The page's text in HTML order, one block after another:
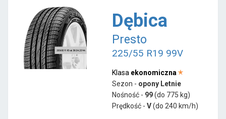
Dębica
Presto
225/55 R19 99V
Klasa ekonomiczna
Sezon - opony Letnie
Nośność - 99(do 775 kg)
Prędkość - V(do 240 km/h)